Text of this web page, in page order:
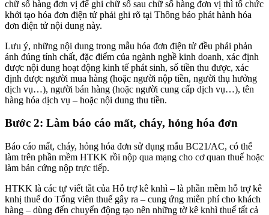
chữ số hàng đơn vị để ghi chữ số sau chữ số hàng đơn vị thì tổ chức
khởi tạo hóa đơn điện tử phải ghi rõ tại Thông báo phát hành hóa
đơn điện tử nội dung này.
Lưu ý, những nội dung trong mẫu hóa đơn điện tử đều phải phản
ánh đúng tính chất, đặc điểm của ngành nghề kinh doanh, xác định
được nội dung hoạt động kinh tế phát sinh, số tiền thu được, xác
định được người mua hàng (hoặc người nộp tiền, người thụ hưởng
dịch vụ…), người bán hàng (hoặc người cung cấp dịch vụ…), tên
hàng hóa dịch vụ – hoặc nội dung thu tiền.
Bước 2: Làm báo cáo mất, cháy, hỏng hóa đơn
Báo cáo mất, cháy, hỏng hóa đơn sử dụng mẫu BC21/AC, có thể
làm trên phần mềm HTKK rồi nộp qua mạng cho cơ quan thuế hoặc
làm bản cứng nộp trực tiếp.
HTKK là các tự viết tắt của Hỗ trợ kê knhì – là phần mềm hỗ trợ kê
knhị thuế do Tổng viên thuế gây ra – cung ứng miễn phí cho khách
hàng – dùng đến chuyển động tạo nên những tờ kê knhì thuế tất cả